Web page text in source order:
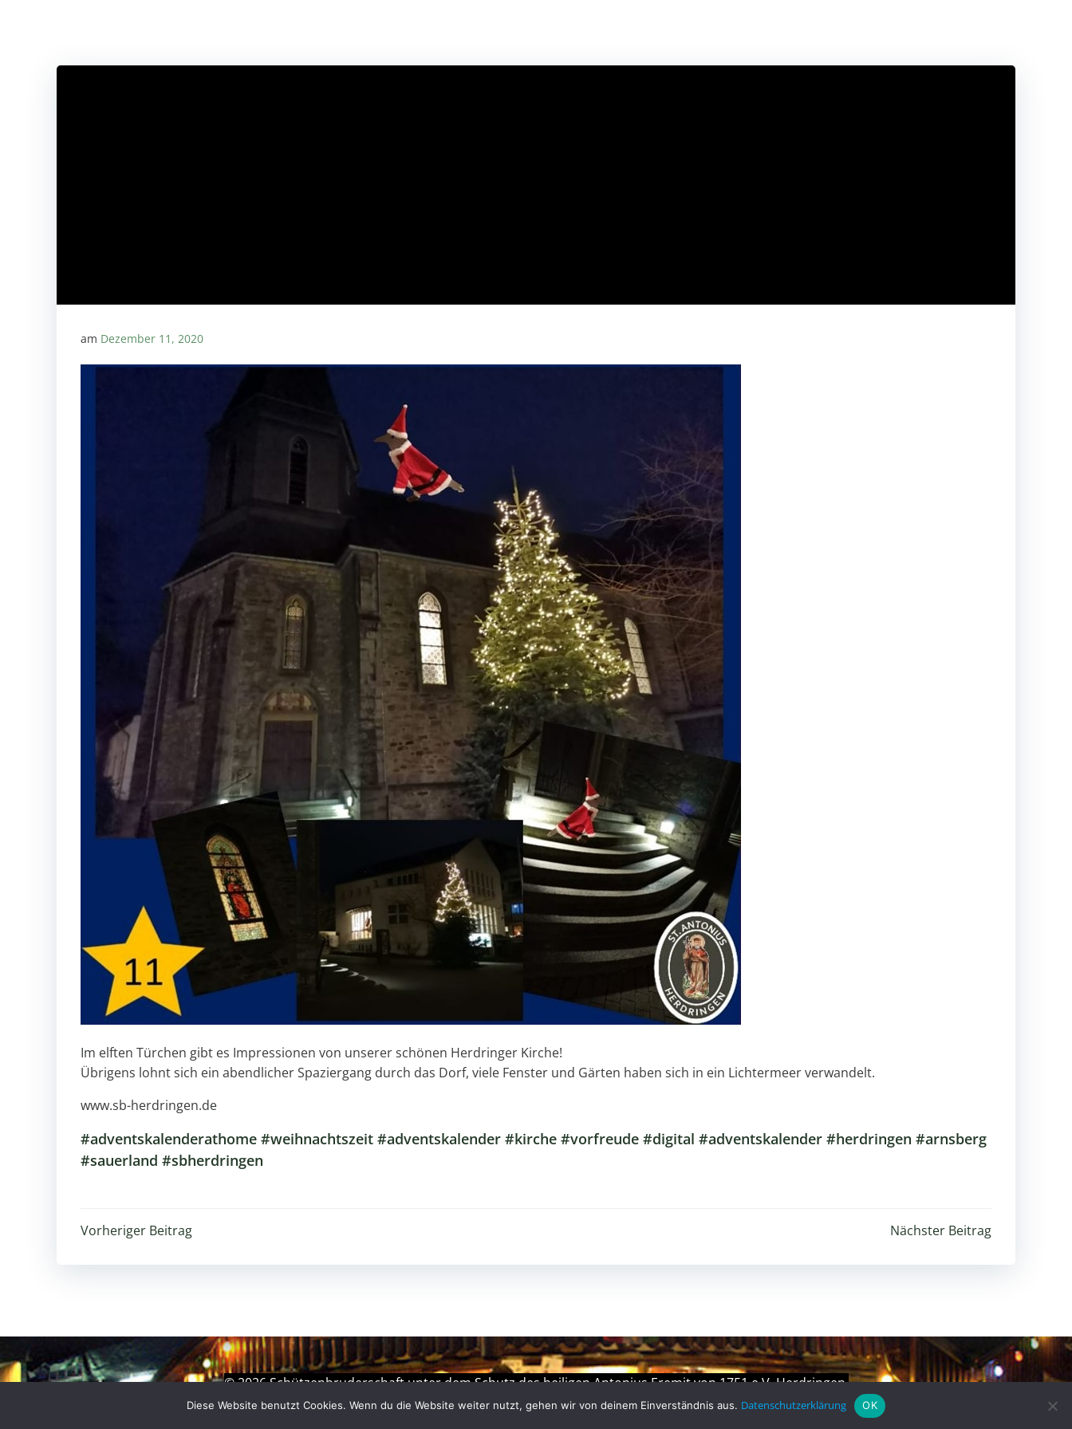
am Dezember 11, 2020
Im elften Türchen gibt es Impressionen von unserer schönen Herdringer Kirche!
Übrigens lohnt sich ein abendlicher Spaziergang durch das Dorf, viele Fenster und Gärten haben sich in ein Lichtermeer verwandelt.
www.sb-herdringen.de
#adventskalenderathome #weihnachtszeit #adventskalender #kirche #vorfreude #digital #adventskalender #herdringen #arnsberg
#sauerland #sbherdringen
Beitragsnavigation
Vorheriger Beitrag Nächster Beitrag
© 2026 Schützenbruderschaft unter dem Schutz des heiligen Antonius Eremit von 1751 e.V. Herdringen.
Diese Website benutzt Cookies. Wenn du die Website weiter nutzt, gehen wir von deinem Einverständnis aus. Datenschutzerklärung OK